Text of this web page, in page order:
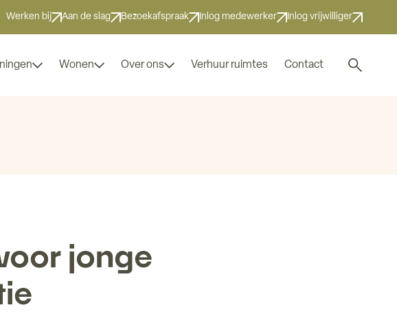
Werken bij Aan de slag Bezoekafspraak Inlog medewerker Inlog vrijwilliger
Wonen Over ons Verhuur ruimtes Contact
Zoek
jonge